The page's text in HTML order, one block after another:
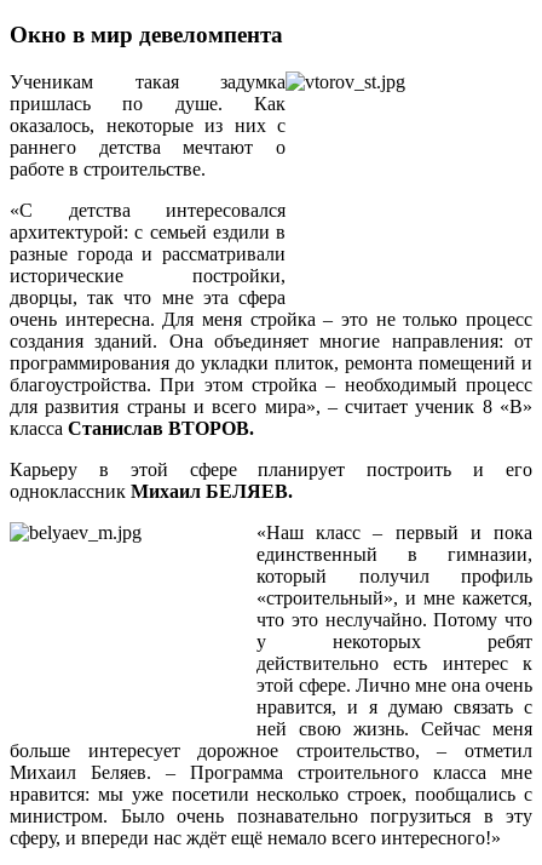
Окно в мир девеломпента
Ученикам такая задумка
пришлась по душе. Как
оказалось, некоторые из них с
раннего детства мечтают о
работе в строительстве.
«С детства интересовался
архитектурой: с семьей ездили в
разные города и рассматривали
исторические постройки,
дворцы, так что мне эта сфера
очень интересна. Для меня стройка – это не только процесс
создания зданий. Она объединяет многие направления: от
программирования до укладки плиток, ремонта помещений и
благоустройства. При этом стройка – необходимый процесс
для развития страны и всего мира», – считает ученик 8 «В»
класса Станислав ВТОРОВ.
Карьеру в этой сфере планирует построить и его
одноклассник Михаил БЕЛЯЕВ.
«Наш класс – первый и пока
единственный в гимназии,
который получил профиль
«строительный», и мне кажется,
что это неслучайно. Потому что
у некоторых ребят
действительно есть интерес к
этой сфере. Лично мне она очень
нравится, и я думаю связать с
ней свою жизнь. Сейчас меня
больше интересует дорожное строительство, – отметил
Михаил Беляев. – Программа строительного класса мне
нравится: мы уже посетили несколько строек, пообщались с
министром. Было очень познавательно погрузиться в эту
сферу, и впереди нас ждёт ещё немало всего интересного!»